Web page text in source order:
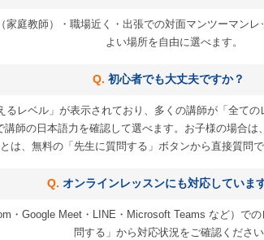
家庭教師）・職場近く・出張での対面マンツーマン
よい場所を自由に選べます。
初心者でも大丈夫ですか？
るレベル」が表示されており、多くの講師が「全て
講師の日本語力を確認して選べます。お子様の場合
は、無料の「先生に質問する」ボタンから直接質問
オンラインレッスンにも対応していま
・Google Meet・LINE・Microsoft Teams など）で
問する」から対応状況をご確認ください